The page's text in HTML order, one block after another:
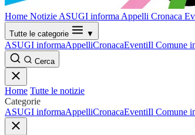
Home Notizie ASUGI informa Appelli Cronaca
Tutte le categorie ▼
ASUGI informaAppelliCronacaEventiIl Comune
Cerca
Home Tutte le notizie
Categorie
ASUGI informaAppelliCronacaEventiIl Comune